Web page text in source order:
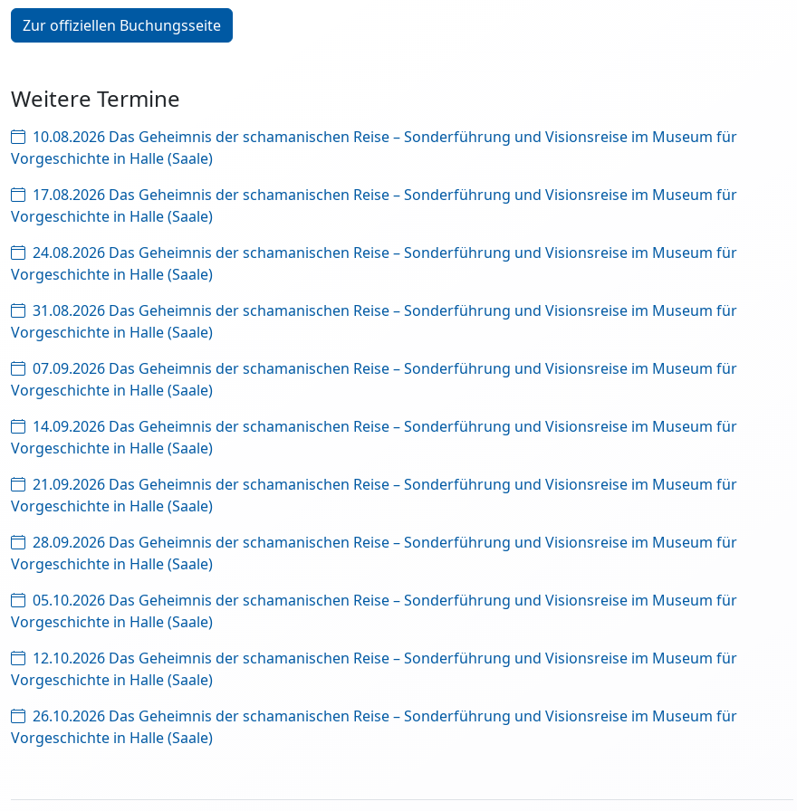
Zur offiziellen Buchungsseite
Weitere Termine
10.08.2026 Das Geheimnis der schamanischen Reise – Sonderführung und Visionsreise im Museum für
Vorgeschichte in Halle (Saale)
17.08.2026 Das Geheimnis der schamanischen Reise – Sonderführung und Visionsreise im Museum für
Vorgeschichte in Halle (Saale)
24.08.2026 Das Geheimnis der schamanischen Reise – Sonderführung und Visionsreise im Museum für
Vorgeschichte in Halle (Saale)
31.08.2026 Das Geheimnis der schamanischen Reise – Sonderführung und Visionsreise im Museum für
Vorgeschichte in Halle (Saale)
07.09.2026 Das Geheimnis der schamanischen Reise – Sonderführung und Visionsreise im Museum für
Vorgeschichte in Halle (Saale)
14.09.2026 Das Geheimnis der schamanischen Reise – Sonderführung und Visionsreise im Museum für
Vorgeschichte in Halle (Saale)
21.09.2026 Das Geheimnis der schamanischen Reise – Sonderführung und Visionsreise im Museum für
Vorgeschichte in Halle (Saale)
28.09.2026 Das Geheimnis der schamanischen Reise – Sonderführung und Visionsreise im Museum für
Vorgeschichte in Halle (Saale)
05.10.2026 Das Geheimnis der schamanischen Reise – Sonderführung und Visionsreise im Museum für
Vorgeschichte in Halle (Saale)
12.10.2026 Das Geheimnis der schamanischen Reise – Sonderführung und Visionsreise im Museum für
Vorgeschichte in Halle (Saale)
26.10.2026 Das Geheimnis der schamanischen Reise – Sonderführung und Visionsreise im Museum für
Vorgeschichte in Halle (Saale)